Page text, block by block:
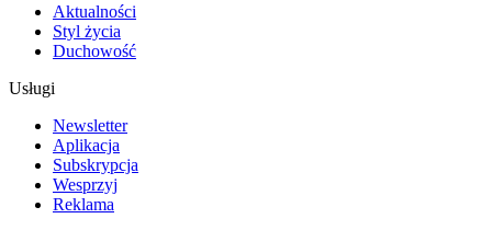
Aktualności
Styl życia
Duchowość
Usługi
Newsletter
Aplikacja
Subskrypcja
Wesprzyj
Reklama